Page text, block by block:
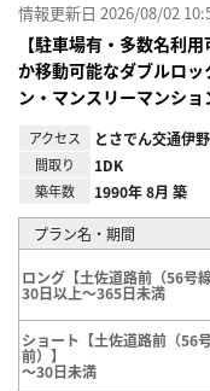
情報更新日 2026/08/02
【駐車場有・多数名利
か移動可能なダブルロ
ン・マンスリーマンショ
アクセス とさでん交通伊
間取り 1DK
築年数 1990年 8月 築
プラン名・期間
ロング【土佐道路前（56号線
30日以上～365日未満
ショート【土佐道路前（56
前）】
～30日未満